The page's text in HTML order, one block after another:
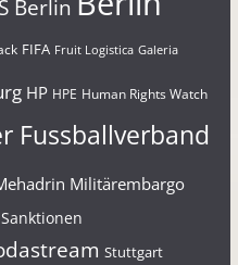
Berlin
FIFA Fruit Logistica Galeria
HP HPE Human Rights Watch
Fussballverband
Militärembargo
Sanktionen
Stuttgart